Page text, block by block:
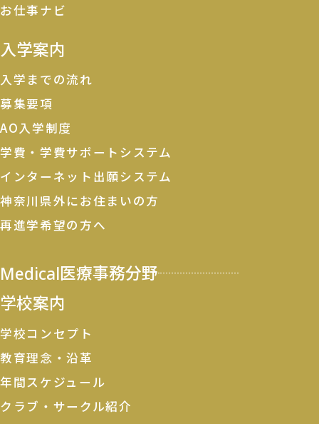
お仕事ナビ
入学案内
入学までの流れ
募集要項
AO入学制度
学費・学費サポートシステム
インターネット出願システム
神奈川県外にお住まいの方
再進学希望の方へ
Medical医療事務分野
学校案内
学校コンセプト
教育理念・沿革
年間スケジュール
クラブ・サークル紹介